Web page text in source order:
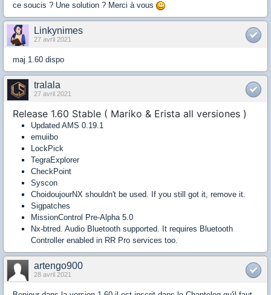
ce soucis ? Une solution ? Merci à vous
Linkynimes
27 avril 2021
maj 1.60 dispo
tralala
27 avril 2021
Release 1.60 Stable ( Mariko & Erista all versiones )
Updated AMS 0.19.1
emuiibo
LockPick
TegraExplorer
CheckPoint
Syscon
ChoidoujourNX shouldn't be used. If you still got it, remove it.
Sigpatches
MissionControl Pre-Alpha 5.0
Nx-btred. Audio Bluetooth supported. It requires Bluetooth
Controller enabled in RR Pro services too.
artengo900
28 avril 2021